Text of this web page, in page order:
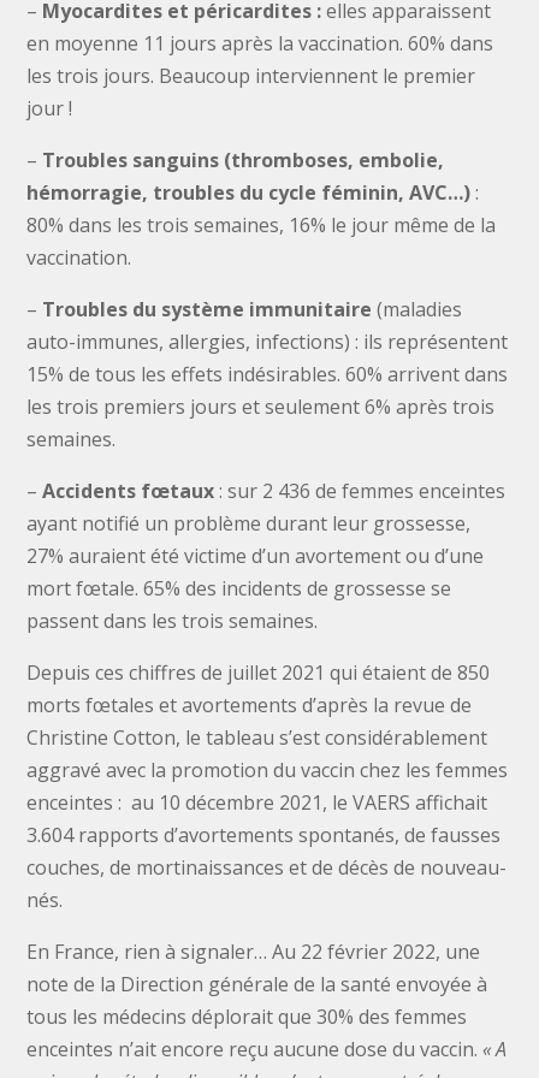
– Myocardites et péricardites :elles apparaissent
en moyenne 11 jours après la vaccination. 60% dans
les trois jours. Beaucoup interviennent le premier
jour !
– Troubles sanguins (thromboses, embolie,
hémorragie, troubles du cycle féminin, AVC…):
80% dans les trois semaines, 16% le jour même de la
vaccination.
– Troubles du système immunitaire (maladies
auto-immunes, allergies, infections) : ils représentent
15% de tous les effets indésirables. 60% arrivent dans
les trois premiers jours et seulement 6% après trois
semaines.
–Accidents fœtaux: sur 2 436 de femmes enceintes
ayant notifié un problème durant leur grossesse,
27% auraient été victime d’un avortement ou d’une
mort fœtale. 65% des incidents de grossesse se
passent dans les trois semaines.
Depuis ces chiffres de juillet 2021 qui étaient de 850
morts fœtales et avortements d’après la revue de
Christine Cotton, le tableau s’est considérablement
aggravé avec la promotion du vaccin chez les femmes
enceintes : au 10 décembre 2021, le VAERS affichait
3.604 rapports d’avortements spontanés, de fausses
couches, de mortinaissances et de décès de nouveau-
nés.
En France, rien à signaler… Au 22 février 2022, une
note de la Direction générale de la santé envoyée à
tous les médecins déplorait que 30% des femmes
enceintes n’ait encore reçu aucune dose du vaccin.« A